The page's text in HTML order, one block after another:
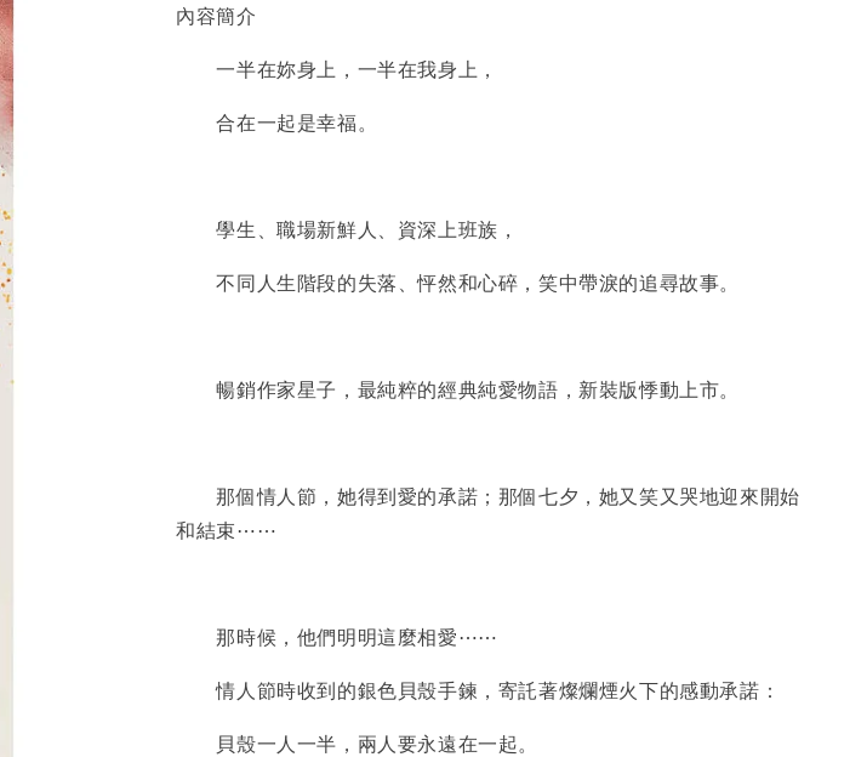
內容簡介
一半在妳身上，一半在我身上，
合在一起是幸福。
學生、職場新鮮人、資深上班族，
不同人生階段的失落、怦然和心碎，笑中帶淚的追尋故事。
暢銷作家星子，最純粹的經典純愛物語，新裝版悸動上市。
那個情人節，她得到愛的承諾；那個七夕，她又笑又哭地迎來開始
和結束⋯⋯
那時候，他們明明這麼相愛⋯⋯
情人節時收到的銀色貝殼手鍊，寄託著燦爛煙火下的感動承諾：
貝殼一人一半，兩人要永遠在一起。